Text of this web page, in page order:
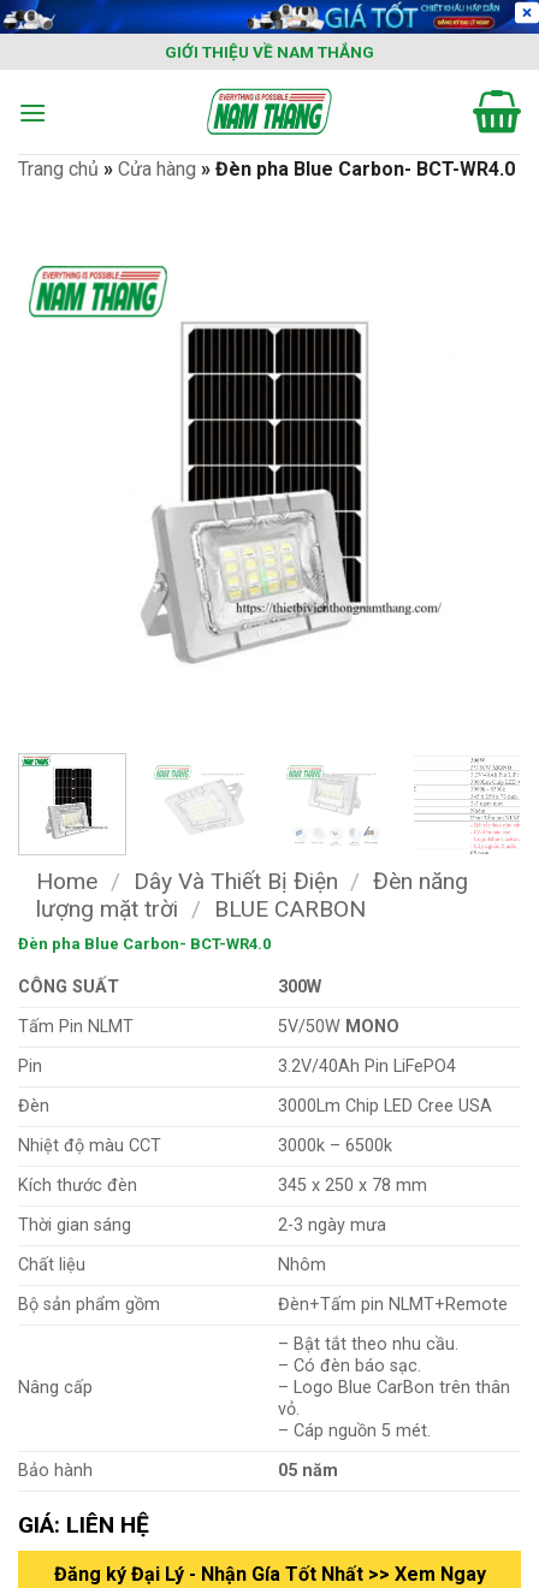
Skip
content
GIỚI THIỆU VỀ NAM THẮNG
Trang chủ » Cửa hàng » Đèn pha Blue Carbon- BCT-WR4.0
Home / Dây Và Thiết Bị Điện / Đèn năng
lượng mặt trời / BLUE CARBON
Đèn pha Blue Carbon- BCT-WR4.0
CÔNG SUẤT
300W
Tấm Pin NLMT
5V/50W MONO
Pin
3.2V/40Ah Pin LiFePO4
Đèn
3000Lm Chip LED Cree USA
Nhiệt độ màu CCT
3000k – 6500k
Kích thước đèn
345 x 250 x 78 mm
Thời gian sáng
2-3 ngày mưa
Chất liệu
Nhôm
Bộ sản phẩm gồm
Đèn+Tấm pin NLMT+Remote
Nâng cấp
– Bật tắt theo nhu cầu.
– Có đèn báo sạc.
– Logo Blue CarBon trên thân
vỏ.
– Cáp nguồn 5 mét.
Bảo hành
05 năm
GIÁ: LIÊN HỆ
Đăng ký Đại Lý - Nhận Gía Tốt Nhất >> Xem Ngay